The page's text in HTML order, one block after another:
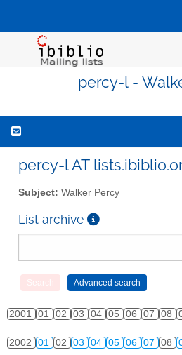
percy-l -
percy-l AT
Subject: Walker Percy
List archive
2001 01 02 03 04 05 06 07 08
2002 01 02 03 04 05 06 07 08